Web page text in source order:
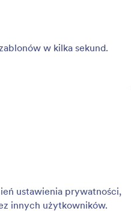
w kilka sekund.
ustawienia prywatności,
innych użytkowników.